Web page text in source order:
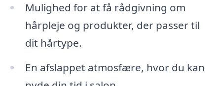
Mulighed for at få rådgivning om
hårpleje og produkter, der passer til
dit hårtype.
En afslappet atmosfære, hvor du kan